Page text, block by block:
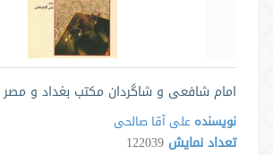
امام شافعی و شاگردان مکتب بغداد و مصر
نویسنده علی آقا صالحی
تعداد نمایش 122039